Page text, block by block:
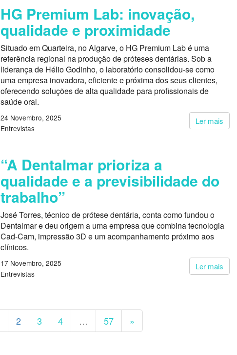
HG Premium Lab: inovação,
qualidade e proximidade
Situado em Quarteira, no Algarve, o HG Premium Lab é uma
referência regional na produção de próteses dentárias. Sob a
liderança de Hélio Godinho, o laboratório consolidou-se como
uma empresa inovadora, eficiente e próxima dos seus clientes,
oferecendo soluções de alta qualidade para profissionais de
saúde oral.
Ler mais
24 Novembro, 2025
Entrevistas
“A Dentalmar prioriza a
qualidade e a previsibilidade do
trabalho”
José Torres, técnico de prótese dentária, conta como fundou o
Dentalmar e deu origem a uma empresa que combina tecnologia
Cad-Cam, impressão 3D e um acompanhamento próximo aos
clínicos.
Ler mais
17 Novembro, 2025
Entrevistas
2 3 4 … 57 »